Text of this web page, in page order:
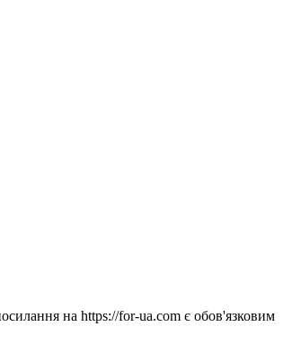
на https://for-ua.com є обов'язковим